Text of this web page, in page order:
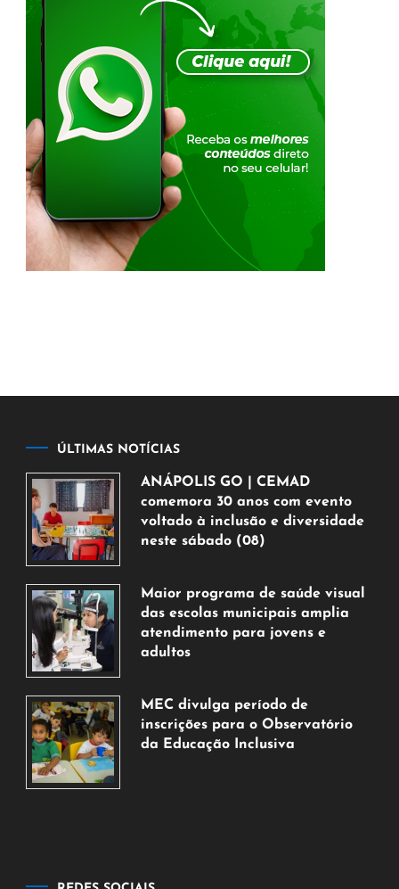
ÚLTIMAS NOTÍCIAS
ANÁPOLIS GO | CEMAD
comemora 30 anos com evento
voltado à inclusão e diversidade
neste sábado (08)
de
agosto
de
2026
Maior programa de saúde visual
das escolas municipais amplia
atendimento para jovens e
adultos
de
agosto
de
MEC divulga período de
inscrições para o Observatório
da Educação Inclusiva